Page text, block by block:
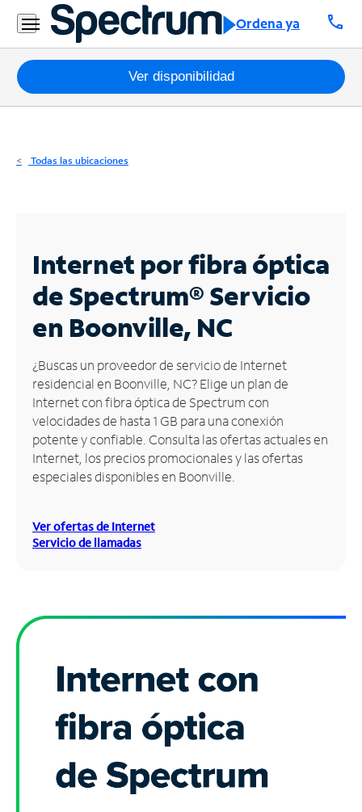
Ordena ya call
Residencial
Business
Paquetes
Internet
Business
Contáctanos
Inglés
Administrar
cuenta
Encuentra
una
tienda
Ver disponibilidad
Todas las ubicaciones
Internet por fibra óptica
de Spectrum®Servicio
en Boonville, NC
¿Buscas un proveedor de servicio de Internet
residencial en Boonville, NC? Elige un plan de
Internet con fibra óptica de Spectrum con
velocidades de hasta 1 GB para una conexión
potente y confiable. Consulta las ofertas actuales en
Internet, los precios promocionales y las ofertas
especiales disponibles en Boonville.
Ver ofertas de Internet
Servicio de llamadas